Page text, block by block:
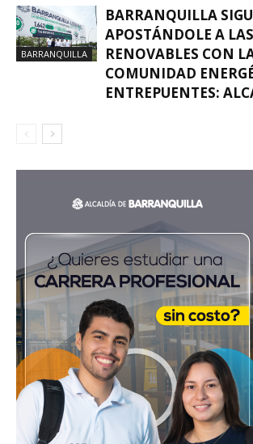
BARRANQUILLA
BARRANQUILLA
APOSTÁNDOLE A
RENOVABLES CON
COMUNIDAD
ENTREPUENTES: